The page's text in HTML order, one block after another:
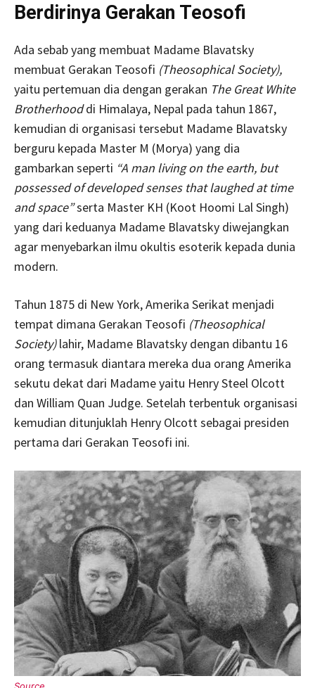
Berdirinya Gerakan Teosofi
Ada sebab yang membuat Madame Blavatsky
membuat Gerakan Teosofi (Theosophical Society),
yaitu pertemuan dia dengan gerakan The Great White
Brotherhooddi Himalaya, Nepal pada tahun 1867,
kemudian di organisasi tersebut Madame Blavatsky
berguru kepada Master M (Morya) yang dia
gambarkan seperti “A man living on the earth, but
possessed of developed senses that laughed at time
and space”serta Master KH (Koot Hoomi Lal Singh)
yang dari keduanya Madame Blavatsky diwejangkan
agar menyebarkan ilmu okultis esoterik kepada dunia
modern.
Tahun 1875 di New York, Amerika Serikat menjadi
tempat dimana Gerakan Teosofi (Theosophical
Society)lahir, Madame Blavatsky dengan dibantu 16
orang termasuk diantara mereka dua orang Amerika
sekutu dekat dari Madame yaitu Henry Steel Olcott
dan William Quan Judge. Setelah terbentuk organisasi
kemudian ditunjuklah Henry Olcott sebagai presiden
pertama dari Gerakan Teosofi ini.